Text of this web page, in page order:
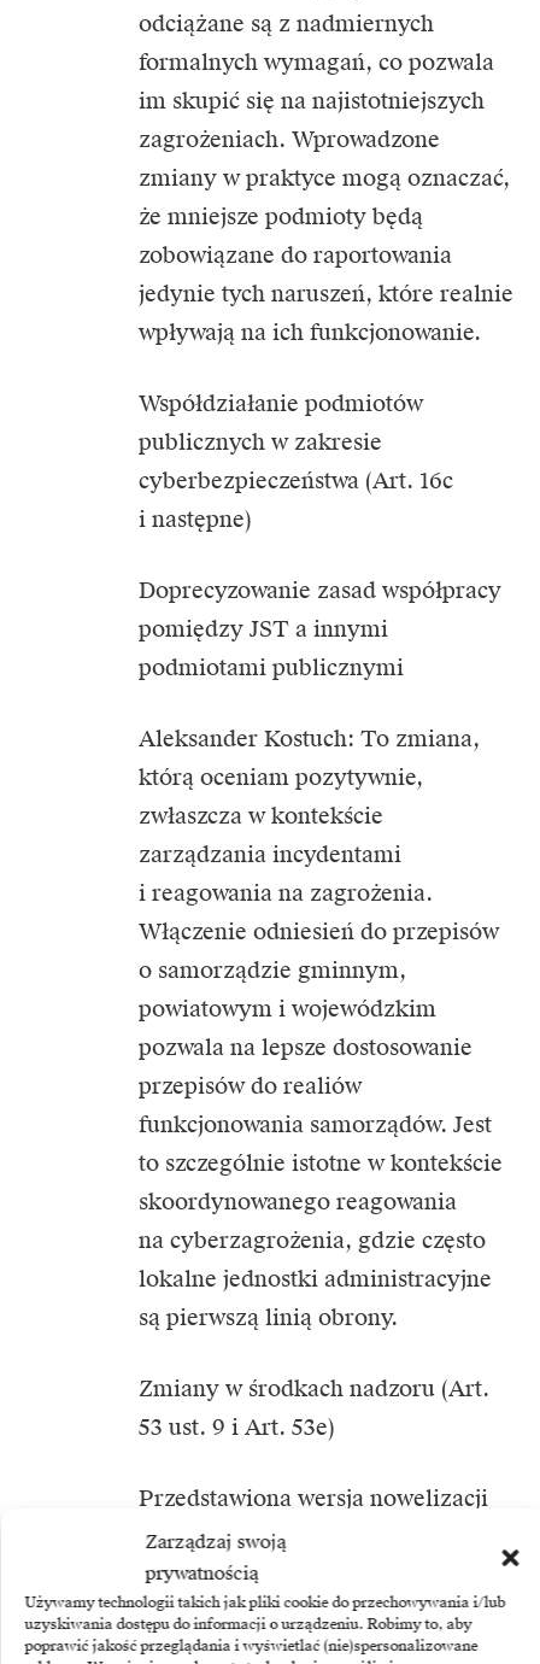
Zarządzaj swoją
prywatnością
Używamy technologii takich jak pliki cookie do przechowywania i/lub
uzyskiwania dostępu do informacji o urządzeniu. Robimy to, aby
poprawić jakość przeglądania i wyświetlać (nie)spersonalizowane
odciążane są z nadmiernych
formalnych wymagań, co pozwala
im skupić się na najistotniejszych
zagrożeniach. Wprowadzone
zmiany w praktyce mogą oznaczać,
że mniejsze podmioty będą
zobowiązane do raportowania
jedynie tych naruszeń, które realnie
wpływają na ich funkcjonowanie.
Współdziałanie podmiotów
publicznych w zakresie
cyberbezpieczeństwa (Art. 16c
i następne)
Doprecyzowanie zasad współpracy
pomiędzy JST a innymi
podmiotami publicznymi
Aleksander Kostuch: To zmiana,
którą oceniam pozytywnie,
zwłaszcza w kontekście
zarządzania incydentami
i reagowania na zagrożenia.
Włączenie odniesień do przepisów
o samorządzie gminnym,
powiatowym i wojewódzkim
pozwala na lepsze dostosowanie
przepisów do realiów
funkcjonowania samorządów. Jest
to szczególnie istotne w kontekście
skoordynowanego reagowania
na cyberzagrożenia, gdzie często
lokalne jednostki administracyjne
są pierwszą linią obrony.
Zmiany w środkach nadzoru (Art.
53 ust. 9 i Art. 53e)
Przedstawiona wersja nowelizacji
zmienia zasady stosowania środków
nadzoru, dając organowi
właściwemu
ds. cyberbezpieczeństwa większą